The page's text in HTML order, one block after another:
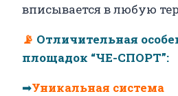
вписывается в любую
📡 Отличительная
площадок “ЧЕ-СПОРТ”:
➡Уникальная система